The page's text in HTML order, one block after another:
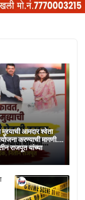
आमदार श्वेता
करण्याची मागणी….
राजपूत यांच्या